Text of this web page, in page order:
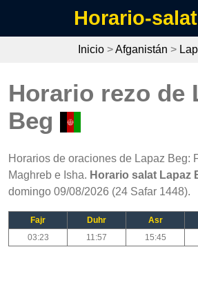
Horario-salat
Inicio>Afganistán >
Horario rezo de
Beg
Horarios de oraciones de Lapaz Beg:
Maghreb e Isha. Horario salat Lapaz
domingo 09/08/2026 (24 Safar 1448).
Fajr Duhr Asr
03:23
11:57 15:45